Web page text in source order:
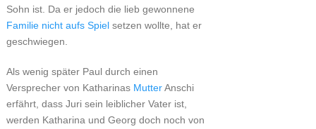
Sohn ist. Da er jedoch die lieb gewonnene
Familie nicht aufs Spielsetzen wollte, hat er
geschwiegen.
Als wenig später Paul durch einen
Versprecher von Katharinas MutterAnschi
erfährt, dass Juri sein leiblicher Vater ist,
werden Katharina und Georg doch noch von